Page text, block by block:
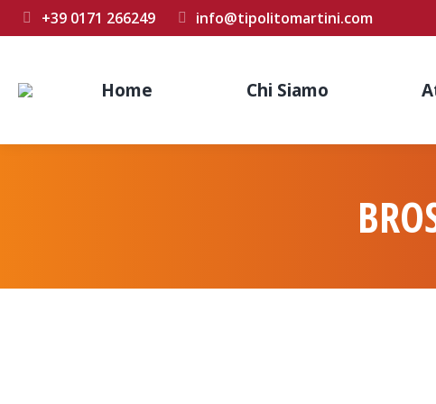
+39 0171 266249 info@tipolitomartini.com
Home Chi Siamo